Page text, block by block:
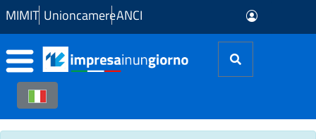
Skip to Main Content
MIMIT UnioncamereANCI